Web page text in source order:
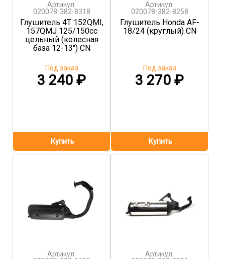
Артикул:
020078-382-8318
Глушитель 4T 152QMI,
157QMJ 125/150сс
цельный (колесная
база 12-13") CN
3 240 ₽
Под заказ
Артикул:
020078-382-8258
Глушитель Honda AF-
18/24 (круглый) CN
3 270₽
Под заказ
Артикул:
Артикул: